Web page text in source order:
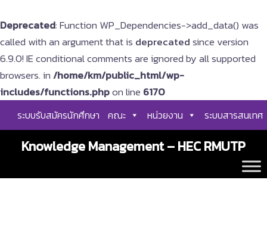
Deprecated: Function WP_Dependencies->add_data() was
called with an argument that is deprecatedsince version
6.9.0! IE conditional comments are ignored by all supported
browsers. in/home/km/public_html/wp-
includes/functions.phpon line 6170
content
ระบบรับสมัครนักศึกษา คณะ หน่วยงาน ระบบสารสนเทศ
Knowledge Management – HEC RMUTP